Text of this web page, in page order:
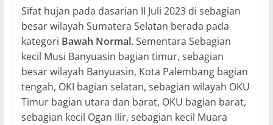
Sifat hujan pada dasarian II Juli 2023 di sebagian
besar wilayah Sumatera Selatan berada pada
kategori Bawah Normal.Sementara Sebagian
kecil Musi Banyuasin bagian timur, sebagian
besar wilayah Banyuasin, Kota Palembang bagian
tengah, OKI bagian selatan, sebagian wilayah OKU
Timur bagian utara dan barat, OKU bagian barat,
sebagian kecil Ogan Ilir, sebagian kecil Muara